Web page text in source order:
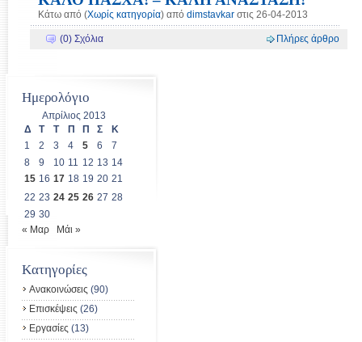
Κάτω από (Χωρίς κατηγορία) από dimstavkar στις 26-04-2013
(0) Σχόλια Πλήρες άρθρο
Ημερολόγιο
Απρίλιος 2013
Δ
Τ Τ Π Π Σ
Κ
1
2 3 4 5 6
7
8
9 10 11 12 13 14
15 16 17 18 19 20 21
22 23 24 25 26 27 28
29 30
« Μαρ
Μάι »
Kατηγορίες
Ανακοινώσεις (90)
Επισκέψεις (26)
Εργασίες (13)